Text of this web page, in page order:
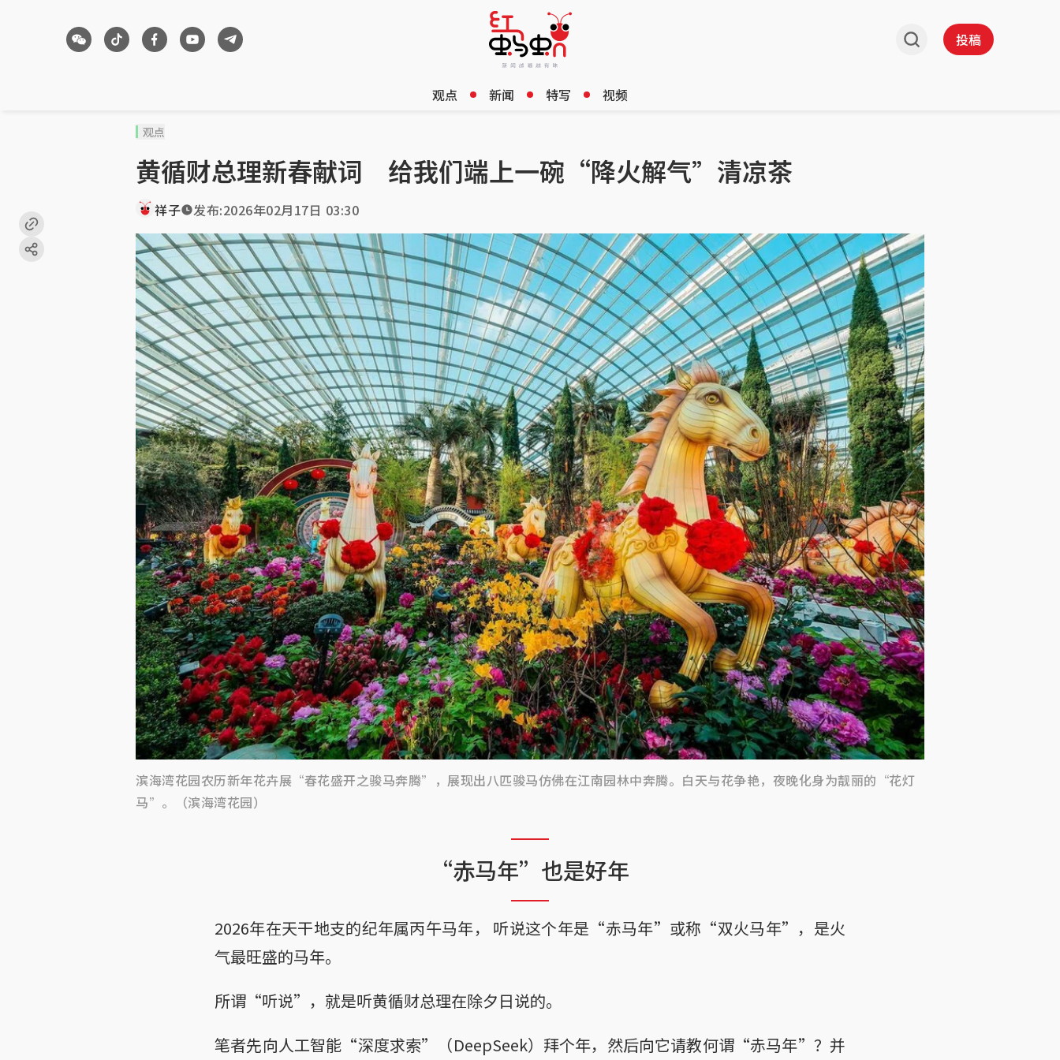
投稿
观点 新闻 特写 视频
观点
黄循财总理新春献词 给我们端上一碗“降火解气”清凉茶
祥子 发布:2026年02月17日 03:30
滨海湾花园农历新年花卉展“春花盛开之骏马奔腾”，展现出八匹骏马仿佛在江南园林中奔腾。白天与花争艳，夜晚化身为靓丽的“花灯
马”。（滨海湾花园）
“赤马年”也是好年
2026年在天干地支的纪年属丙午马年， 听说这个年是“赤马年”或称“双火马年”，是火
气最旺盛的马年。
所谓“听说”，就是听黄循财总理在除夕日说的。
笔者先向人工智能“深度求索”（DeepSeek）拜个年，然后向它请教何谓“赤马年”？并